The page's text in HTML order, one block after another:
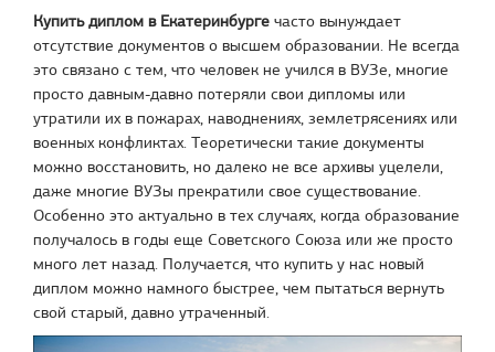
Купить диплом в Екатеринбурге часто вынуждает
отсутствие документов о высшем образовании. Не всегда
это связано с тем, что человек не учился в ВУЗе, многие
просто давным-давно потеряли свои дипломы или
утратили их в пожарах, наводнениях, землетрясениях или
военных конфликтах. Теоретически такие документы
можно восстановить, но далеко не все архивы уцелели,
даже многие ВУЗы прекратили свое существование.
Особенно это актуально в тех случаях, когда образование
получалось в годы еще Советского Союза или же просто
много лет назад. Получается, что купить у нас новый
диплом можно намного быстрее, чем пытаться вернуть
свой старый, давно утраченный.